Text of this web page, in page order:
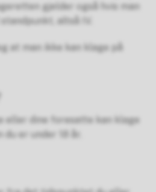
gjelder også hvis man
altså IV.
at man ikke kan klage på
eller dine foresatte kan klage
er under 18 år.